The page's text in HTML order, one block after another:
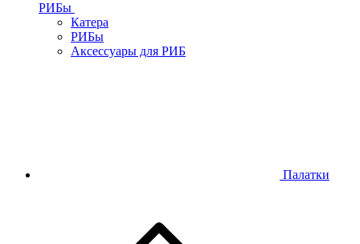
РИБы
Катера
РИБы
Аксессуары для РИБ
Палатки